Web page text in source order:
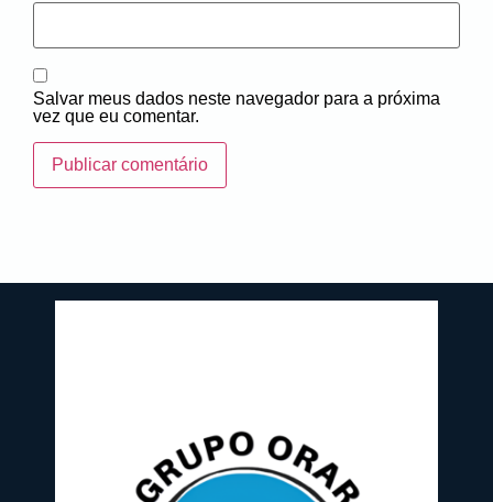
Salvar meus dados neste navegador para a próxima
vez que eu comentar.